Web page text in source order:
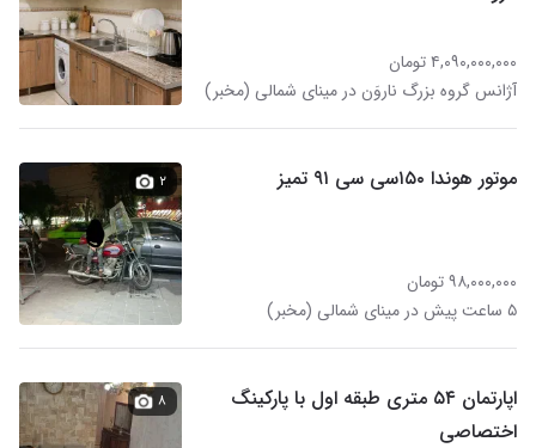
۴,۰۹۰,۰۰۰,۰۰۰ تومان
آژانس گروه بزرگ ناروَن در مینای شمالی (مخبر)
موتور هوندا ۱۵۰سی سی ۹۱ تمیز
۹۸,۰۰۰,۰۰۰ تومان
۵ ساعت پیش در مینای شمالی (مخبر)
۲
اپارتمان ۵۴ متری طبقه اول با پارکینگ
اختصاصی
۸